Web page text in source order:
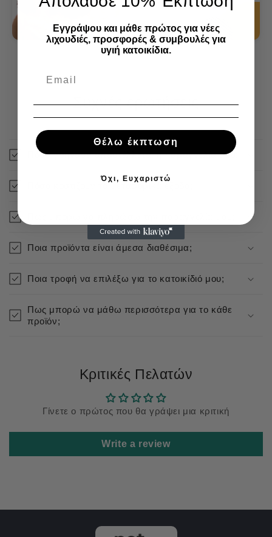
Συχνές ερωτήσεις
Πόσο γρήγορα αποστέλλεται η παραγγελία μου;
Πόσο κοστίζουν τα μεταφορικά έξοδα;
Ποια προϊόντα είναι άμεσα διαθέσιμα;
Ποια τροφή να επιλέξω για το κατοικίδιό μου;
Πως μπορώ να μάθω περισσότερα για το κάθε
προϊόν;
Κριτικές Πελατών
Γίνετε ο πρώτος που θα γράψει μια κριτική
Write a review
Εγγράψου και μάθε πρώτος για νέες
λιχουδιές, προσφορές & συμβουλές για
υγιή κατοικίδια.
Θέλω έκπτωση
Όχι, Ευχαριστώ